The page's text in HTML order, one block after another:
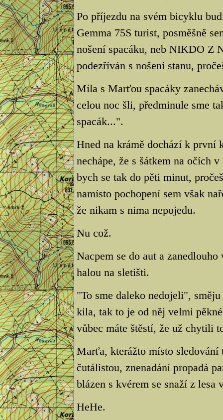
Po příjezdu na svém bicyklu
Gemma 75S turist, posměšně
nošení spacáku, neb NIKDO Z
podezříván s nošení stanu,
Míla s Marťou spacáky
celou noc šli, předminule sme
spacák...".
Hned na krámě dochází k první
nechápe, že s šátkem na očích
bych se tak do pěti minut,
namísto pochopení sem však
že nikam s nima nepojedu.
Nu což.
Nacpem se do aut a
halou na sletišti.
"To sme daleko nedojeli",
kila, tak to je od něj velmi
vůbec máte štěstí, že už chytili
Marťa, kterážto místo
čutálistou, znenadání propadá
blázen s kvérem se snaží z lesa
HeHe.